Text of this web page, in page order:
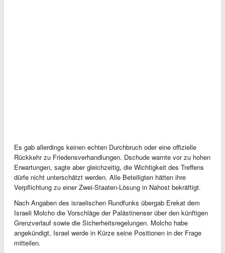
Es gab allerdings keinen echten Durchbruch oder eine offizielle
Rückkehr zu Friedensverhandlungen. Dschude warnte vor zu hohen
Erwartungen, sagte aber gleichzeitig, die Wichtigkeit des Treffens
dürfe nicht unterschätzt werden. Alle Beteiligten hätten ihre
Verpflichtung zu einer Zwei-Staaten-Lösung in Nahost bekräftigt.
Nach Angaben des israelischen Rundfunks übergab Erekat dem
Israeli Molcho die Vorschläge der Palästinenser über den künftigen
Grenzverlauf sowie die Sicherheitsregelungen. Molcho habe
angekündigt, Israel werde in Kürze seine Positionen in der Frage
mitteilen.